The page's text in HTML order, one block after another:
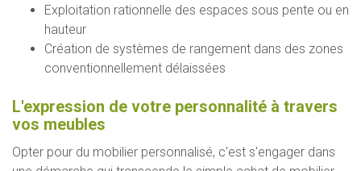
Exploitation rationnelle des espaces sous pente ou en
hauteur
Création de systèmes de rangement dans des zones
conventionnellement délaissées
L'expression de votre personnalité à travers
vos meubles
Opter pour du mobilier personnalisé, c'est s'engager dans